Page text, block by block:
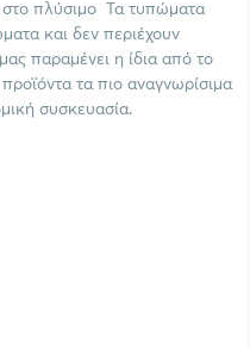
στο πλύσιμο Τα τυπώματα
και δεν περιέχουν
παραμένει η ίδια από το
τα πιο αναγνωρίσιμα
συσκευασία.